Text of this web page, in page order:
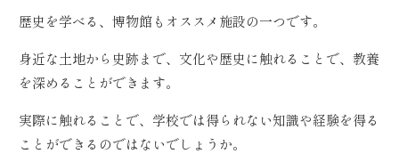
歴史を学べる、博物館もオススメ施設の一つです。
身近な土地から史跡まで、文化や歴史に触れることで、教養
を深めることができます。
実際に触れることで、学校では得られない知識や経験を得る
ことができるのではないでしょうか。